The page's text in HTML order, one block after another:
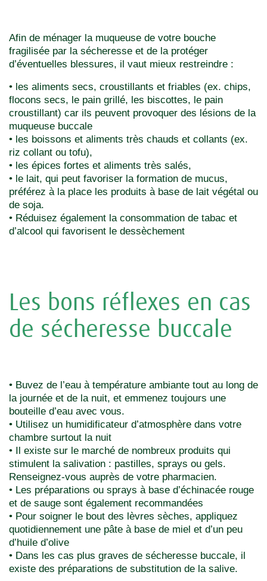
Afin de ménager la muqueuse de votre bouche
fragilisée par la sécheresse et de la protéger
d’éventuelles blessures, il vaut mieux restreindre :
• les aliments secs, croustillants et friables (ex. chips,
flocons secs, le pain grillé, les biscottes, le pain
croustillant) car ils peuvent provoquer des lésions de la
muqueuse buccale
• les boissons et aliments très chauds et collants (ex.
riz collant ou tofu),
• les épices fortes et aliments très salés,
• le lait, qui peut favoriser la formation de mucus,
préférez à la place les produits à base de lait végétal ou
de soja.
• Réduisez également la consommation de tabac et
d’alcool qui favorisent le dessèchement
Les bons réflexes en cas
de sécheresse buccale
• Buvez de l’eau à température ambiante tout au long de
la journée et de la nuit, et emmenez toujours une
bouteille d’eau avec vous.
• Utilisez un humidificateur d’atmosphère dans votre
chambre surtout la nuit
• Il existe sur le marché de nombreux produits qui
stimulent la salivation : pastilles, sprays ou gels.
Renseignez-vous auprès de votre pharmacien.
• Les préparations ou sprays à base d’échinacée rouge
et de sauge sont également recommandées
• Pour soigner le bout des lèvres sèches, appliquez
quotidiennement une pâte à base de miel et d’un peu
d’huile d’olive
• Dans les cas plus graves de sécheresse buccale, il
existe des préparations de substitution de la salive.